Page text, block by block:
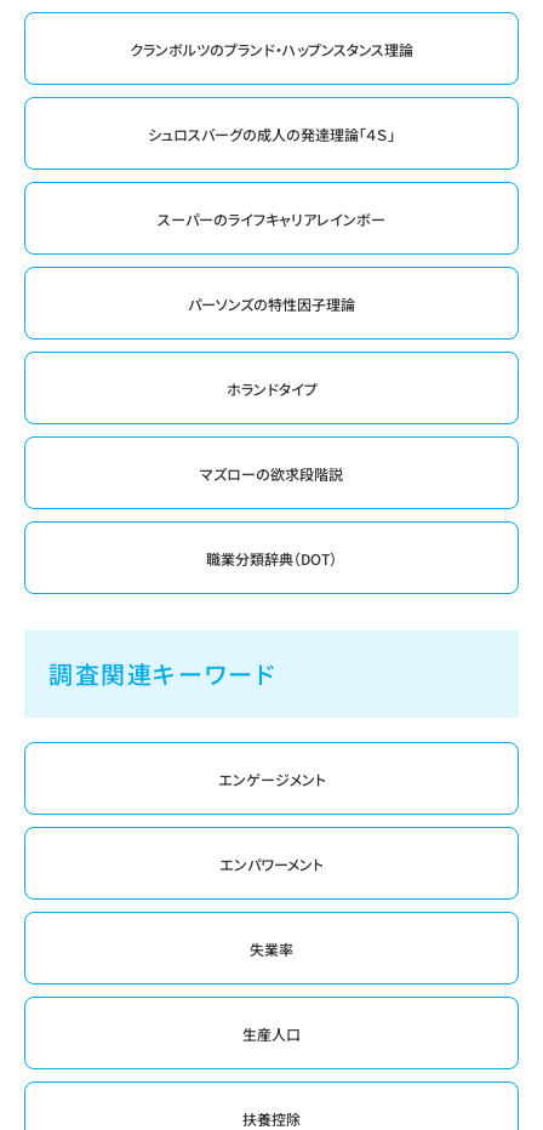
クランボルツのプランド・ハップンスタンス理論
シュロスバーグの成人の発達理論「４Ｓ」
スーパーのライフキャリアレインボー
パーソンズの特性因子理論
ホランドタイプ
マズローの欲求段階説
職業分類辞典（DOT）
調査関連キーワード
エンゲージメント
エンパワーメント
失業率
生産人口
扶養控除